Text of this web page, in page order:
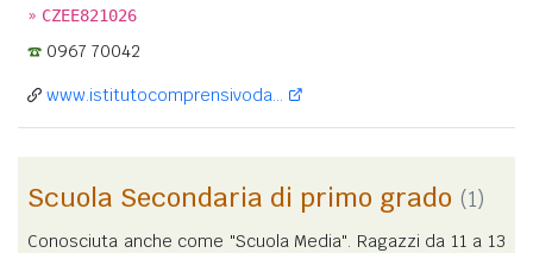
» CZEE821026
0967 70042
www.istitutocomprensivoda...
Scuola Secondaria di primo grado (1)
Conosciuta anche come "Scuola Media". Ragazzi da 11 a 13